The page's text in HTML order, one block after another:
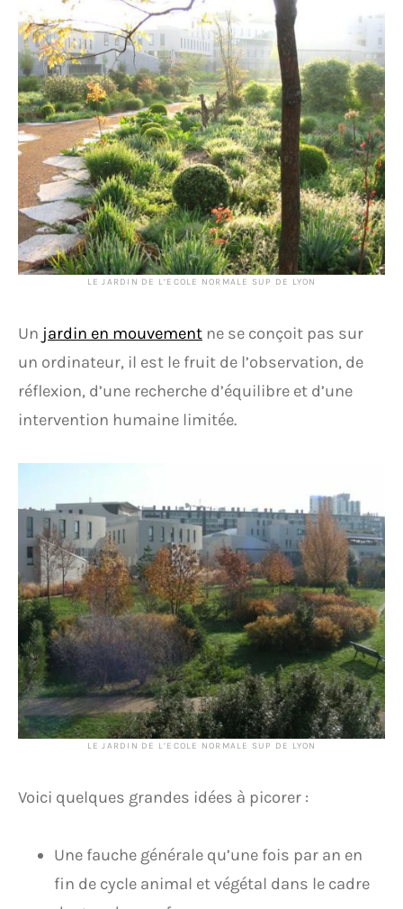
LE JARDIN DE L’ECOLE NORMALE SUP DE LYON
Un jardin en mouvement ne se conçoit pas sur
un ordinateur, il est le fruit de l’observation, de
réflexion, d’une recherche d’équilibre et d’une
intervention humaine limitée.
LE JARDIN DE L’ECOLE NORMALE SUP DE LYON
Voici quelques grandes idées à picorer :
Une fauche générale qu’une fois par an en
fin de cycle animal et végétal dans le cadre